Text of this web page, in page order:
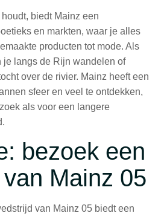
biedt Mainz een
en markten, waar je alles
producten tot mode. Als
je langs de Rijn wandelen of
over de rivier. Mainz heeft een
sfeer en veel te ontdekken,
als voor een langere
bezoek een
Mainz 05
van Mainz 05 biedt een